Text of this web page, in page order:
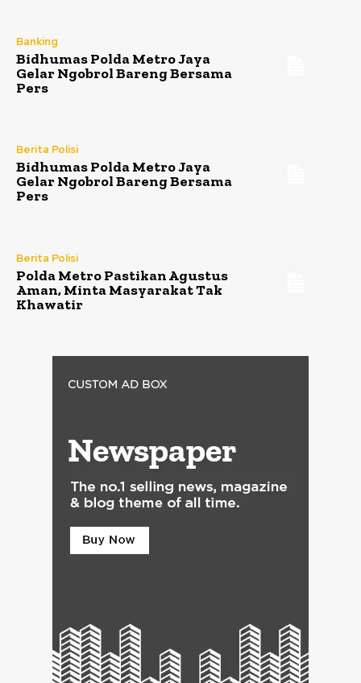
Banking
Bidhumas Polda Metro Jaya
Gelar Ngobrol Bareng Bersama
Pers
Berita Polisi
Bidhumas Polda Metro Jaya
Gelar Ngobrol Bareng Bersama
Pers
Berita Polisi
Polda Metro Pastikan Agustus
Aman, Minta Masyarakat Tak
Khawatir